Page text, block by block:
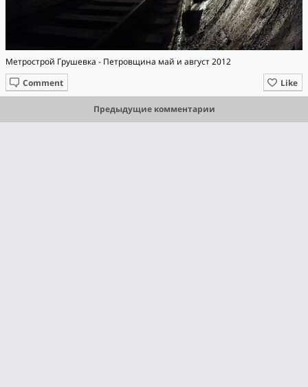
Метрострой Грушевка - Петровщина май и август 2012
Like
Comment
Предыдущие комментарии